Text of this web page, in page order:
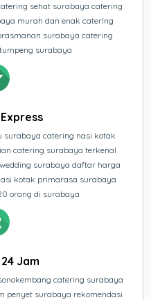
sehat surabaya catering
murah dan enak catering
surabaya catering
surabaya
surabaya catering nasi kotak
catering surabaya terkenal
surabaya daftar harga
kotak primarasa surabaya
orang di surabaya
Jam
catering surabaya
penyet surabaya rekomendasi